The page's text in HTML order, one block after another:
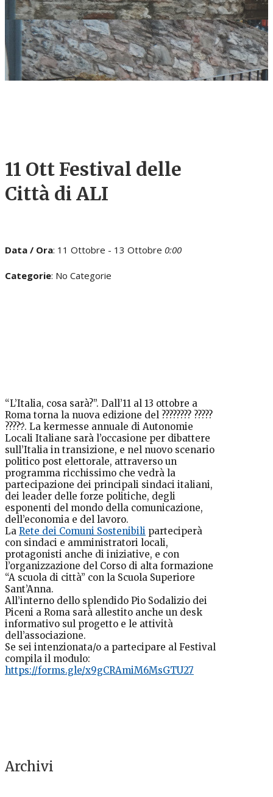
11 Ott Festival delle
Città di ALI
Data / Ora: 11 Ottobre - 13 Ottobre 0:00
Categorie: No Categorie
“L’Italia, cosa sarà?”. Dall’11 al 13 ottobre a
Roma torna la nuova edizione del ???????? ?????
?????̀. La kermesse annuale di Autonomie
Locali Italiane sarà l’occasione per dibattere
sull’Italia in transizione, e nel nuovo scenario
politico post elettorale, attraverso un
programma ricchissimo che vedrà la
partecipazione dei principali sindaci italiani,
dei leader delle forze politiche, degli
esponenti del mondo della comunicazione,
dell’economia e del lavoro.
La Rete dei Comuni Sostenibili parteciperà
con sindaci e amministratori locali,
protagonisti anche di iniziative, e con
l’organizzazione del Corso di alta formazione
“A scuola di città” con la Scuola Superiore
Sant’Anna.
All’interno dello splendido Pio Sodalizio dei
Piceni a Roma sarà allestito anche un desk
informativo sul progetto e le attività
dell’associazione.
Se sei intenzionata/o a partecipare al Festival
compila il modulo:
https://forms.gle/x9gCRAmiM6MsGTU27
Archivi